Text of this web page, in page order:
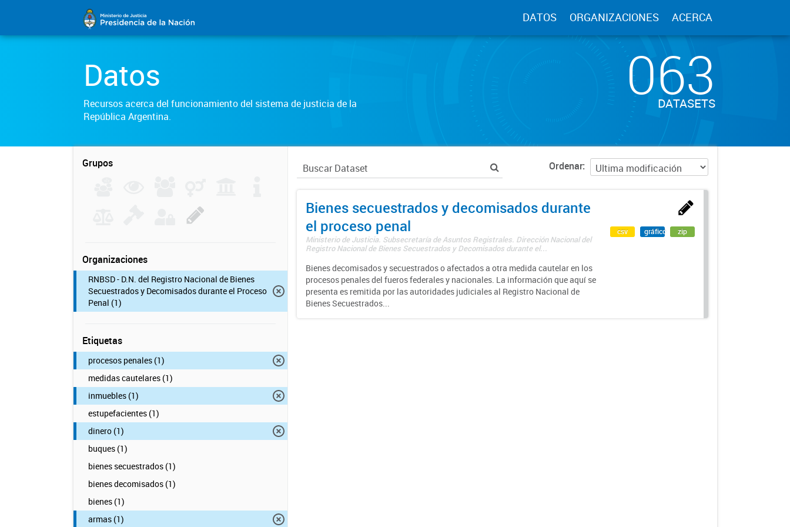
DATOS ORGANIZACIONES ACERCA
Datos
Recursos acerca del funcionamiento del sistema de justicia de la
República Argentina.
063
DATASETS
Grupos
Organizaciones
RNBSD - D.N. del Registro Nacional de Bienes
Secuestrados y Decomisados durante el Proceso
Penal (1)
Etiquetas
procesos penales (1)
medidas cautelares (1)
inmuebles (1)
estupefacientes (1)
dinero (1)
buques (1)
bienes secuestrados (1)
bienes decomisados (1)
bienes (1)
armas (1)
Ordenar
Bienes secuestrados y decomisados durante
el proceso penal
Ministerio de Justicia. Subsecretaría de Asuntos Registrales. Dirección Nacional del
Registro Nacional de Bienes Secuestrados y Decomisados durante el...
Bienes decomisados y secuestrados o afectados a otra medida cautelar en los
procesos penales del fueros federales y nacionales. La información que aquí se
presenta es remitida por las autoridades judiciales al Registro Nacional de
Bienes Secuestrados...
csv gráfico zip